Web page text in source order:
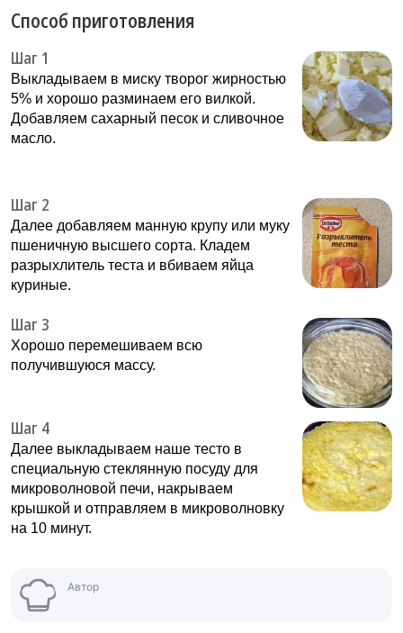
Способ приготовления
Шаг 1
Выкладываем в миску творог жирностью
5% и хорошо разминаем его вилкой.
Добавляем сахарный песок и сливочное
масло.
Шаг 2
Далее добавляем манную крупу или муку
пшеничную высшего сорта. Кладем
разрыхлитель теста и вбиваем яйца
куриные.
Шаг 3
Хорошо перемешиваем всю
получившуюся массу.
Шаг 4
Далее выкладываем наше тесто в
специальную стеклянную посуду для
микроволновой печи, накрываем
крышкой и отправляем в микроволновку
на 10 минут.
Автор